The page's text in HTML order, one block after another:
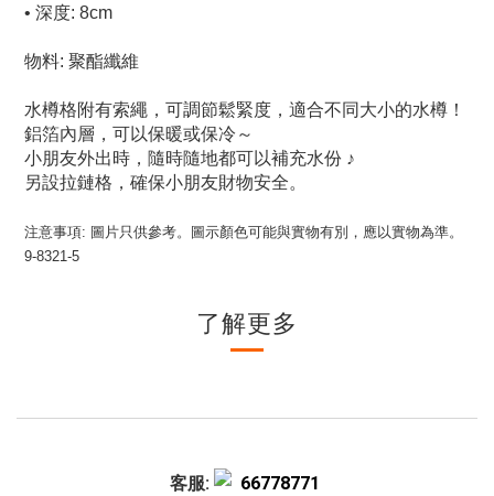
• 深度: 8cm
物料: 聚酯纖維
水樽格附有索繩，可調節鬆緊度，適合不同大小的水樽！
鋁箔內層，可以保暖或保冷～
小朋友外出時，隨時隨地都可以補充水份 ♪
另設拉鏈格，確保小朋友財物安全。
注意事項: 圖片只供參考。圖示顏色可能與實物有別，應以實物為準。
9-8321-5
了解更多
客服: 66778771